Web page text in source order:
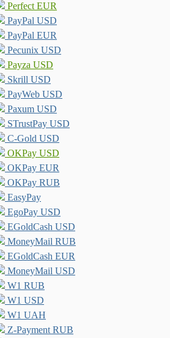
Perfect EUR
PayPal USD
PayPal EUR
Pecunix USD
Payza USD
Skrill USD
PayWeb USD
Paxum USD
STrustPay USD
C-Gold USD
OKPay USD
OKPay EUR
OKPay RUB
EasyPay
EgoPay USD
EGoldCash USD
MoneyMail RUB
EGoldCash EUR
MoneyMail USD
W1 RUB
W1 USD
W1 UAH
Z-Payment RUB